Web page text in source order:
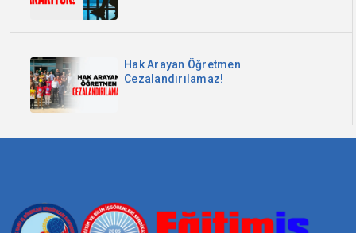
Hak Arayan Öğretmen
Cezalandırılamaz!